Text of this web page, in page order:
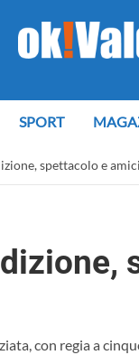
SPORT
spettacolo e
con regia a